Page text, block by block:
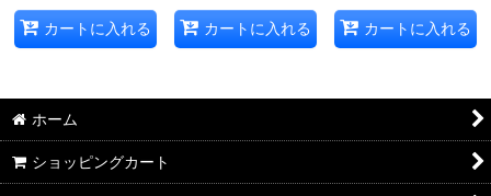
カートに入れる カートに入れる カートに入れる
ホーム
ショッピングカート